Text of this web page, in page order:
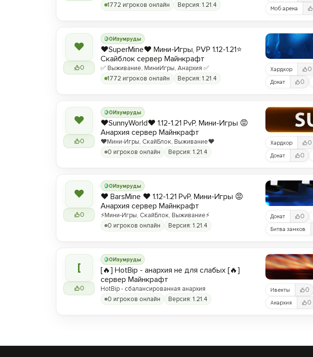
1772 игроков онлайн
Версия: 1.21.4 Моб арена
❤
0
0Изумруды
❤️SuperMine❤️ Мини-Игры, PVP 1.12-1.21⭐
Скайблок сервер Майнкрафт
✅ Выживание, МиниИгры, Анархия ✅
1772 игроков онлайн
Версия: 1.21.4
Хардкор 0
Донат 0
❤
0
0Изумруды
❤️SunnyWorld❤️ 1.12-1.21 PvP, Мини-Игры 😡
Анархия сервер Майнкрафт
❤️Мини-Игры, СкайБлок, Выживание❤️
0 игроков онлайн
Версия: 1.21.4
Хардкор 0
Донат 0
❤
0
0Изумруды
❤️ BarsMine ❤️ 1.12-1.21 PvP, Мини-Игры 😡
Анархия сервер Майнкрафт
⚡Мини-Игры, СкайБлок, Выживание⚡
0 игроков онлайн
Версия: 1.21.4
Донат 0
Битва замков
[
0
0Изумруды
[🔥] HotBip - анархия не для слабых [🔥]
сервер Майнкрафт
HotBip - сбалансированная анархия
0 игроков онлайн
Версия: 1.21.4
Ивенты 0
Анархия 0